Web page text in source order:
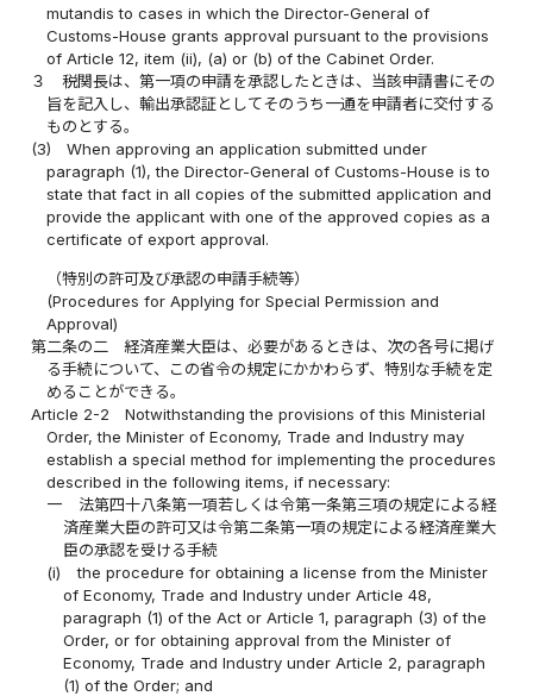
mutandis to cases in which the Director-General of
Customs-House grants approval pursuant to the provisions
of Article 12, item (ii), (a) or (b) of the Cabinet Order.
３
税関長は、第一項の申請を承認したときは、当該申請書にその
旨を記入し、輸出承認証としてそのうち一通を申請者に交付する
ものとする。
(3)
When approving an application submitted under
paragraph (1), the Director-General of Customs-House is to
state that fact in all copies of the submitted application and
provide the applicant with one of the approved copies as a
certificate of export approval.
（特別の許可及び承認の申請手続等）
(Procedures for Applying for Special Permission and
Approval)
第二条の二
経済産業大臣は、必要があるときは、次の各号に掲げ
る手続について、この省令の規定にかかわらず、特別な手続を定
めることができる。
Article 2-2
Notwithstanding the provisions of this Ministerial
Order, the Minister of Economy, Trade and Industry may
establish a special method for implementing the procedures
described in the following items, if necessary:
一
法第四十八条第一項若しくは令第一条第三項の規定による経
済産業大臣の許可又は令第二条第一項の規定による経済産業大
臣の承認を受ける手続
(i)
the procedure for obtaining a license from the Minister
of Economy, Trade and Industry under Article 48,
paragraph (1) of the Act or Article 1, paragraph (3) of the
Order, or for obtaining approval from the Minister of
Economy, Trade and Industry under Article 2, paragraph
(1) of the Order; and